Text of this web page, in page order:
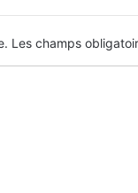
Les champs